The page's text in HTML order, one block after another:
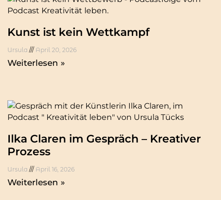
Kunst ist kein Wettkampf
Ursula April 20, 2026
Weiterlesen »
Ilka Claren im Gespräch – Kreativer
Prozess
Ursula April 16, 2026
Weiterlesen »